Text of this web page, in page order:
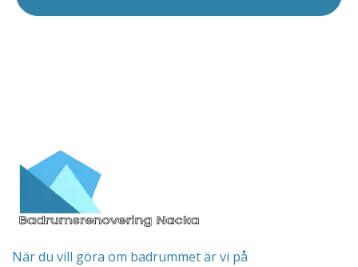
När du vill göra om badrummet är vi på